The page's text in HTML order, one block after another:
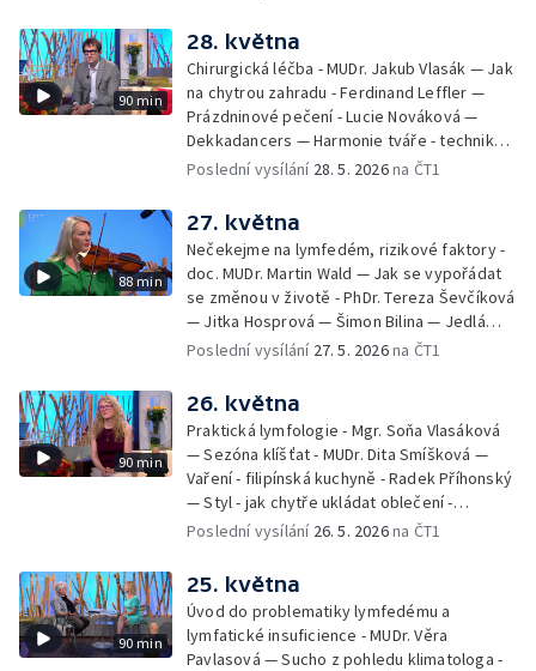
90 min
28. května
Chirurgická léčba - MUDr. Jakub Vlasák — Jak
na chytrou zahradu - Ferdinand Leffler —
Prázdninové pečení - Lucie Nováková —
Dekkadancers — Harmonie tváře - techniky
přírodního omlazení - Martina Kavecká —
Petr Bednařík — Počasí s Michalem Žákem
Poslední vysílání 28. 5. 2026na ČT1
88 min
27. května
Nečekejme na lymfedém, rizikové faktory -
doc. MUDr. Martin Wald — Jak se vypořádat
se změnou v životě - PhDr. Tereza Ševčíková
— Jitka Hosprová — Šimon Bilina — Jedlá
zahrada - Petra Matějková — Kulturní tipy
Poslední vysílání 27. 5. 2026na ČT1
90 min
26. května
Praktická lymfologie - Mgr. Soňa Vlasáková
— Sezóna klíšťat - MUDr. Dita Smíšková —
Vaření - filipínská kuchyně - Radek Příhonský
— Styl - jak chytře ukládat oblečení -
Veronika Slaninová — Běháme s dětmi - jak
Schneiderová — Colours of Ostrava - Filip
Košťálek a Jan Vojtko — Tajemství křišťálové
planety - Jan Maxián, Petr Horák a Adélka
Hesová — Český svaz ochránců přírody - Eva
Poslední vysílání 26. 5. 2026na ČT1
90 min
25. května
Úvod do problematiky lymfedému a
lymfatické insuficience - MUDr. Věra
Pavlasová — Sucho z pohledu klimatologa -